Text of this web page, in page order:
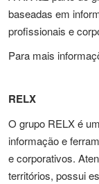
baseadas em
profissionais e
Para mais
RELX
O grupo RELX é
informação e
e corporativos.
territórios, possui